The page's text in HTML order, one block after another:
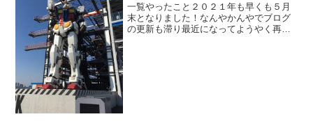
一覧やったこと２０２１年も早くも５月
末となりました！なんやかんやでブログ
の更新も滞り最近になってようやく再開